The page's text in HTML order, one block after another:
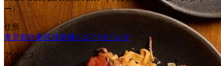
フェ1000コース
全129
店舗で使える
¥1,000
全 128 店舗で使える
¥3,000
デジタルチケット
カフェバー券 共通券
【デジタルチケット】朝食が楽しめるカフェ共通
ー）
住所
東京都台東区浅草橋3-25-7 NIビル1F
アクセス